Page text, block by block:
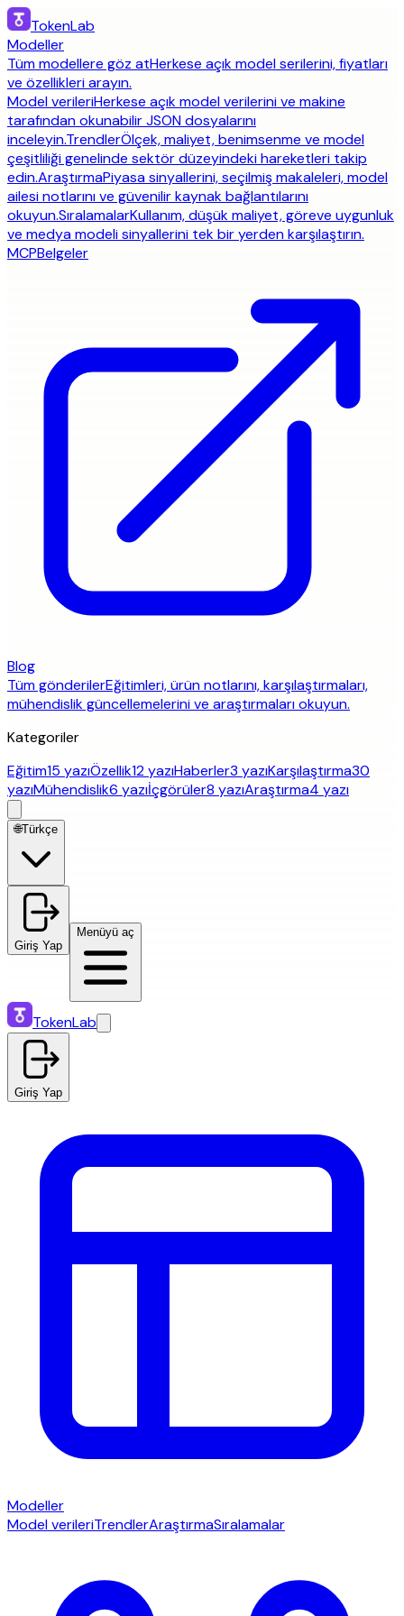
TokenLab
Modeller
Tüm modellere göz atHerkese açık model serilerini, fiyatları
ve özellikleri arayın.
Model verileriHerkese açık model verilerini ve makine
tarafından okunabilir JSON dosyalarını
inceleyin.TrendlerÖlçek, maliyet, benimsenme ve model
çeşitliliği genelinde sektör düzeyindeki hareketleri takip
edin.AraştırmaPiyasa sinyallerini, seçilmiş makaleleri, model
ailesi notlarını ve güvenilir kaynak bağlantılarını
okuyun.SıralamalarKullanım, düşük maliyet, göreve uygunluk
ve medya modeli sinyallerini tek bir yerden karşılaştırın.
MCPBelgeler
Blog
Tüm gönderilerEğitimleri, ürün notlarını, karşılaştırmaları,
mühendislik güncellemelerini ve araştırmaları okuyun.
Kategoriler
Eğitim15 yazıÖzellik12 yazıHaberler3 yazıKarşılaştırma30
yazıMühendislik6 yazıİçgörüler8 yazıAraştırma4 yazı
🌐Türkçe
Giriş Yap
Menüyü aç
TokenLab
Giriş Yap
Modeller
Model verileriTrendlerAraştırmaSıralamalar